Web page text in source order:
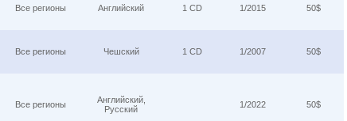
Все регионы Английский 1 CD 1/2015 50$
Все регионы Чешский 1 CD 1/2007 50$
Все регионы
Английский,
Русский
1/2022 50$